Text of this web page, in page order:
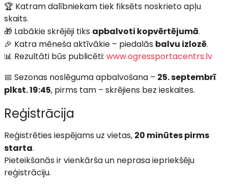
🏆 Katram dalībniekam tiek fiksēts noskrieto apļu
skaits.
🎁 Labākie skrējēji tiks apbalvoti kopvērtējumā.
🎉 Katra mēneša aktīvākie – piedalās balvu izlozē.
📊 Rezultāti būs publicēti: www.ogressportacentrs.lv
📅 Sezonas noslēguma apbalvošana – 25. septembrī
plkst. 19:45, pirms tam – skrējiens bez ieskaites.
Reģistrācija
Reģistrēties iespējams uz vietas, 20 minūtes pirms
starta.
Pieteikšanās ir vienkārša un neprasa iepriekšēju
reģistrāciju.